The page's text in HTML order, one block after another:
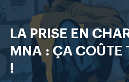
LA PRISE EN
MNA : ÇA COÛTE
!